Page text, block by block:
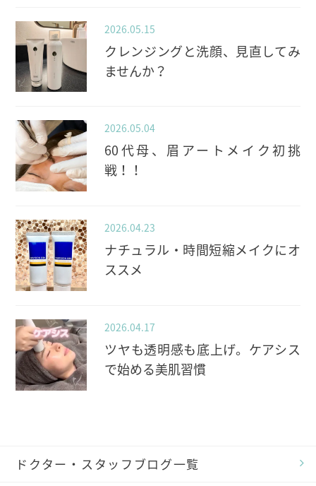
2026.05.15
クレンジングと洗顔、見直してみ
ませんか？
2026.05.04
60代母、眉アートメイク初挑
戦！！
2026.04.23
ナチュラル・時間短縮メイクにオ
ススメ
2026.04.17
ツヤも透明感も底上げ。ケアシス
で始める美肌習慣
ドクター・スタッフブログ一覧